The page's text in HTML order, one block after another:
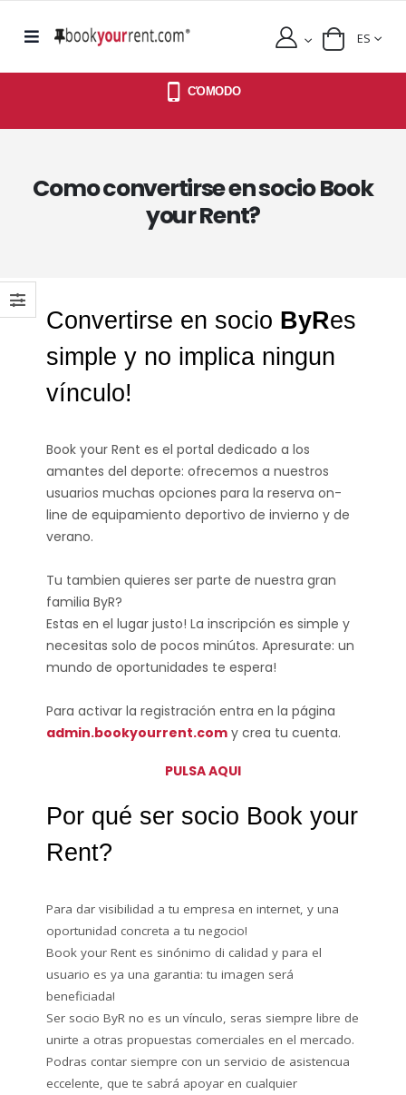
ES
CΌMODO
Como convertirse en socio Book
your Rent?
Convertirse en socio ByRes
simple y no implica ningun
vínculo!
Book your Rent es el portal dedicado a los
amantes del deporte: ofrecemos a nuestros
usuarios muchas opciones para la reserva on-
line de equipamiento deportivo de invierno y de
verano.
Tu tambien quieres ser parte de nuestra gran
familia ByR?
Estas en el lugar justo! La inscripción es simple y
necesitas solo de pocos minútos. Apresurate: un
mundo de oportunidades te espera!
Para activar la registración entra en la página
admin.bookyourrent.comy crea tu cuenta.
PULSA AQUI
Por qué ser socio Book your
Rent?
Para dar visibilidad a tu empresa en internet, y una
oportunidad concreta a tu negocio!
Book your Rent es sinónimo di calidad y para el
usuario es ya una garantia: tu imagen será
beneficiada!
Ser socio ByR no es un vínculo, seras siempre libre de
unirte a otras propuestas comerciales en el mercado.
Podras contar siempre con un servicio de asistencua
eccelente, que te sabrá apoyar en cualquier